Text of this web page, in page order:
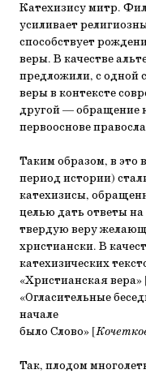
Катехизису митр.
усиливает
способствует
веры. В качестве
предложили, с одной
веры в контексте
другой — обращение
первооснове
Таким образом, в это
период истории)
катехизисы,
целью дать ответы
твердую веру
христиански. В
катехизических
«Христианская вера»
«Огласительные
начале
было Слово» [
Так, плодом